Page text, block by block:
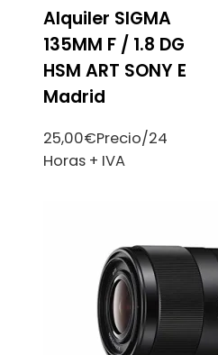
Alquiler SIGMA
135MM F / 1.8 DG
HSM ART SONY E
Madrid
25,00€Precio/24
Horas + IVA